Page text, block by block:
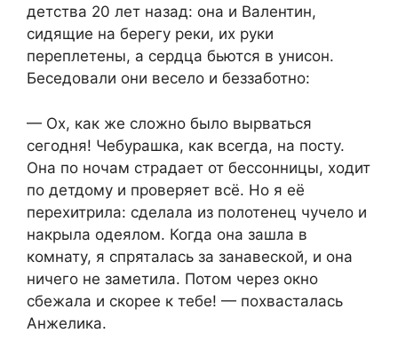
детства 20 лет назад: она и Валентин,
сидящие на берегу реки, их руки
переплетены, а сердца бьются в унисон.
Беседовали они весело и беззаботно:
— Ох, как же сложно было вырваться
сегодня! Чебурашка, как всегда, на посту.
Она по ночам страдает от бессонницы, ходит
по детдому и проверяет всё. Но я её
перехитрила: сделала из полотенец чучело и
накрыла одеялом. Когда она зашла в
комнату, я спряталась за занавеской, и она
ничего не заметила. Потом через окно
сбежала и скорее к тебе! — похвасталась
Анжелика.